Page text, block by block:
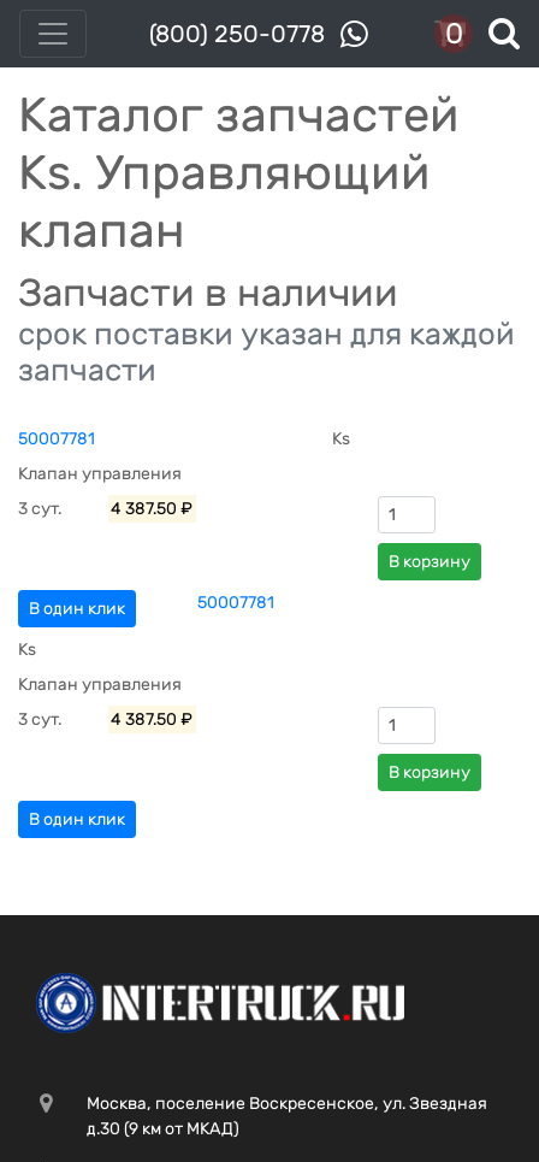
(800) 250-0778 0
Каталог запчастей
Ks. Управляющий
клапан
Запчасти в наличии
срок поставки указан для каждой
запчасти
50007781
Ks
Клапан управления
3 сут.
4 387.50 ₽
В корзину
В один клик 50007781
Ks
Клапан управления
3 сут.
4 387.50 ₽
В корзину
В один клик
Москва, поселение Воскресенское, ул. Звездная
д.30 (9 км от МКАД)